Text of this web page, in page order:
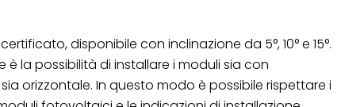
disponibile con inclinazione da 5°, 10° e 15°.
la possibilità di installare i moduli sia con
orizzontale. In questo modo è possibile rispettare i